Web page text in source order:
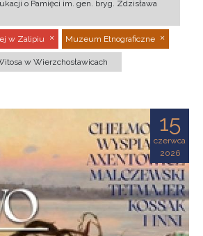
o Pamięci im. gen. bryg. Zdzisława
w Zalipiu Muzeum Etnograficzne
w Wierzchosławicach
15
czerwca
2026